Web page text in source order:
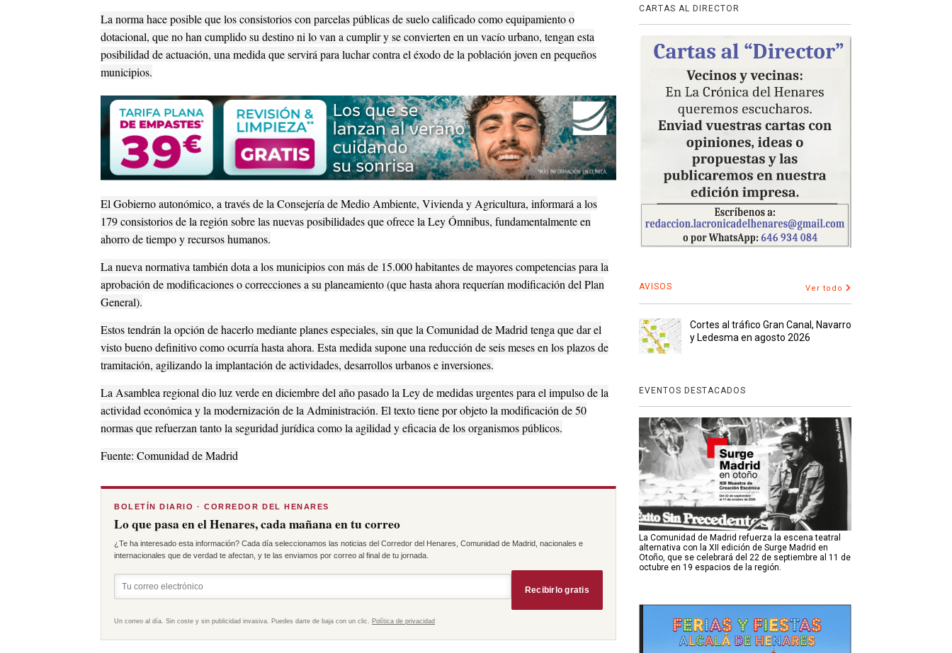
La norma hace posible que los consistorios con parcelas públicas de suelo calificado como equipamiento o
dotacional, que no han cumplido su destino ni lo van a cumplir y se convierten en un vacío urbano, tengan esta
posibilidad de actuación, una medida que servirá para luchar contra el éxodo de la población joven en pequeños
municipios.
El Gobierno autonómico, a través de la Consejería de Medio Ambiente, Vivienda y Agricultura, informará a los
179 consistorios de la región sobre las nuevas posibilidades que ofrece la Ley Ómnibus, fundamentalmente en
ahorro de tiempo y recursos humanos.
La nueva normativa también dota a los municipios con más de 15.000 habitantes de mayores competencias para la
aprobación de modificaciones o correcciones a su planeamiento (que hasta ahora requerían modificación del Plan
General).
Estos tendrán la opción de hacerlo mediante planes especiales, sin que la Comunidad de Madrid tenga que dar el
visto bueno definitivo como ocurría hasta ahora. Esta medida supone una reducción de seis meses en los plazos de
tramitación, agilizando la implantación de actividades, desarrollos urbanos e inversiones.
La Asamblea regional dio luz verde en diciembre del año pasado la Ley de medidas urgentes para el impulso de la
actividad económica y la modernización de la Administración. El texto tiene por objeto la modificación de 50
normas que refuerzan tanto la seguridad jurídica como la agilidad y eficacia de los organismos públicos.
Fuente: Comunidad de Madrid
BOLETÍN DIARIO · CORREDOR DEL HENARES
Lo que pasa en el Henares, cada mañana en tu correo
¿Te ha interesado esta información? Cada día seleccionamos las noticias del Corredor del Henares, Comunidad de Madrid, nacionales e
internacionales que de verdad te afectan, y te las enviamos por correo al final de tu jornada.
Recibirlo gratis
Un correo al día. Sin coste y sin publicidad invasiva. Puedes darte de baja con un clic. Política de privacidad
CARTAS AL DIRECTOR
AVISOS Ver todo
Cortes al tráfico Gran Canal, Navarro
y Ledesma en agosto 2026
EVENTOS DESTACADOS
La Comunidad de Madrid refuerza la escena teatral
alternativa con la XII edición de Surge Madrid en
Otoño, que se celebrará del 22 de septiembre al 11 de
octubre en 19 espacios de la región.